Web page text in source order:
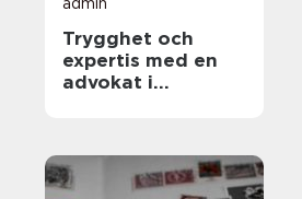
Trygghet och
expertis med en
advokat i